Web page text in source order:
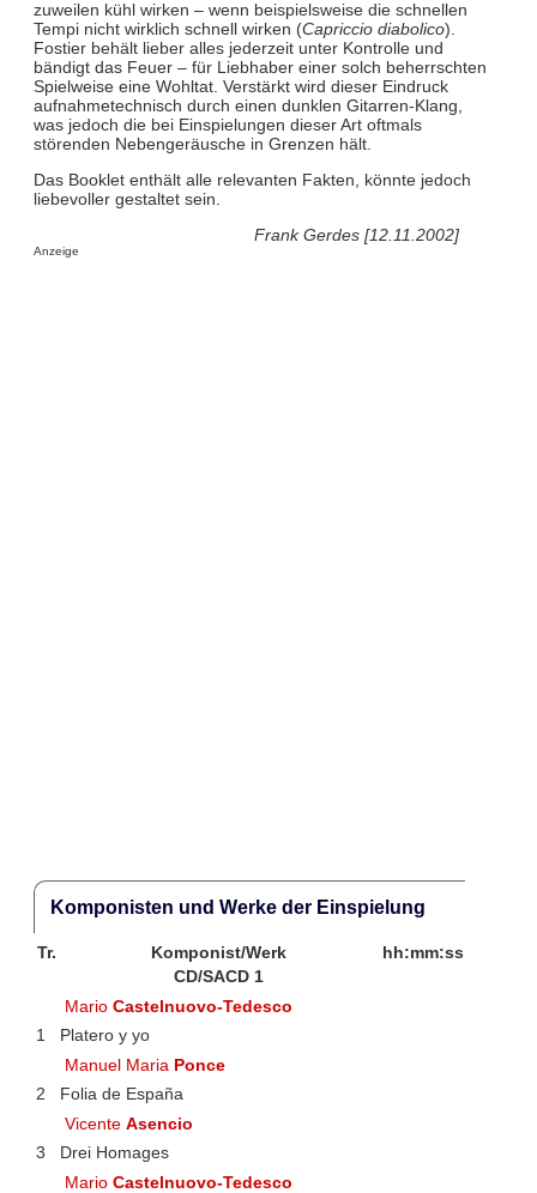
zuweilen kühl wirken – wenn beispielsweise die schnellen
Tempi nicht wirklich schnell wirken (Capriccio diabolico).
Fostier behält lieber alles jederzeit unter Kontrolle und
bändigt das Feuer – für Liebhaber einer solch beherrschten
Spielweise eine Wohltat. Verstärkt wird dieser Eindruck
aufnahmetechnisch durch einen dunklen Gitarren-Klang,
was jedoch die bei Einspielungen dieser Art oftmals
störenden Nebengeräusche in Grenzen hält.
Das Booklet enthält alle relevanten Fakten, könnte jedoch
liebevoller gestaltet sein.
Frank Gerdes [12.11.2002]
Anzeige
Komponisten und Werke der Einspielung
Tr. Komponist/Werk
hh:mm:ss
CD/SACD 1
MarioCastelnuovo-Tedesco
1
Platero y yo
Manuel Maria Ponce
2
Folia de España
VicenteAsencio
3
Drei Homages
MarioCastelnuovo-Tedesco